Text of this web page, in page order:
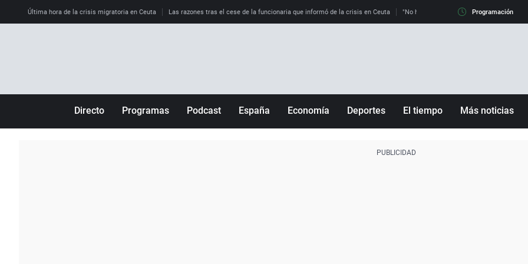
Última hora de la crisis migratoria en Ceuta Las razones tras el cese de la funcionaria que informó de la crisis en Ceuta "No hay mafias, que no nos engañen":
Programación
Directo Programas Podcast España Economía Deportes El tiempo Más noticias